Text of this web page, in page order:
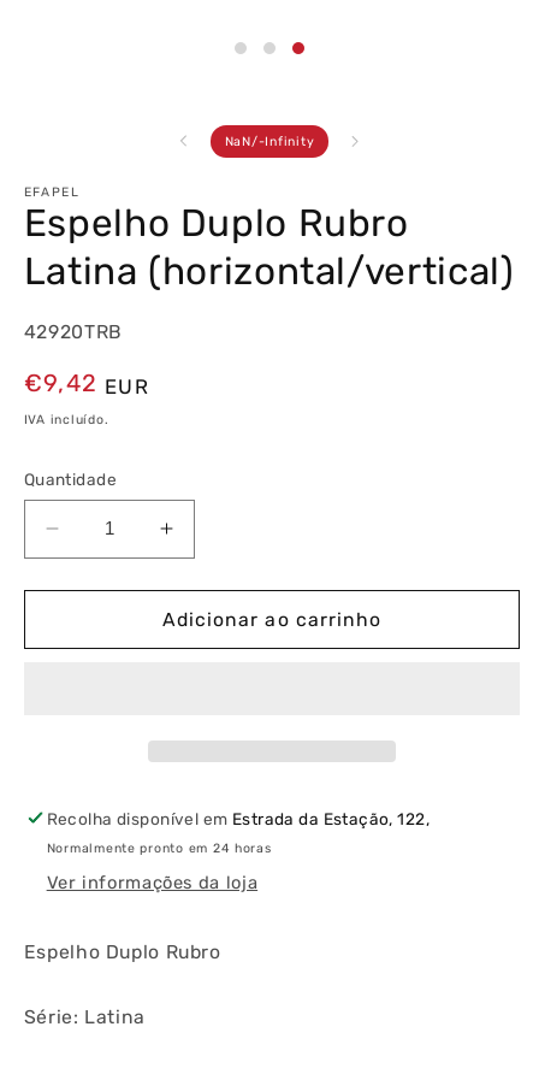
NaN/ de
-Infinity
EFAPEL
Espelho Duplo Rubro
Latina (horizontal/vertical)
42920TRB
Preço
normal
€9,42 EUR
IVA incluído.
Quantidade
Diminuir
a
quantidade
Espelho
Aumentar
a
quantidade
de
Espelho
Adicionar ao carrinho
Recolha disponível em Estrada da Estação, 122,
Normalmente pronto em 24 horas
Ver informações da loja
Espelho Duplo Rubro
Série: Latina